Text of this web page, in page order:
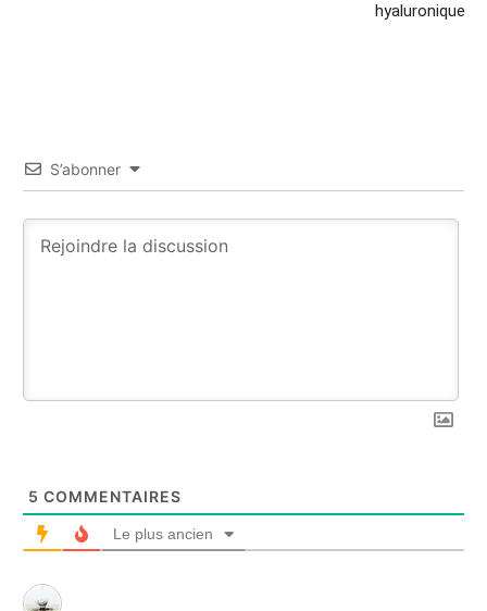
hyaluronique
S’abonner
5 COMMENTAIRES
Le plus ancien